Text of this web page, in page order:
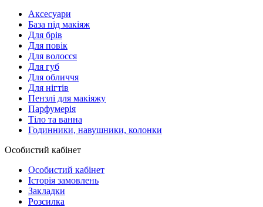
Аксесуари
База під макіяж
Для брів
Для повік
Для волосся
Для губ
Для обличчя
Для нігтів
Пензлі для макіяжу
Парфумерія
Тіло та ванна
Годинники, навушники, колонки
Особистий кабінет
Особистий кабінет
Історія замовлень
Закладки
Розсилка